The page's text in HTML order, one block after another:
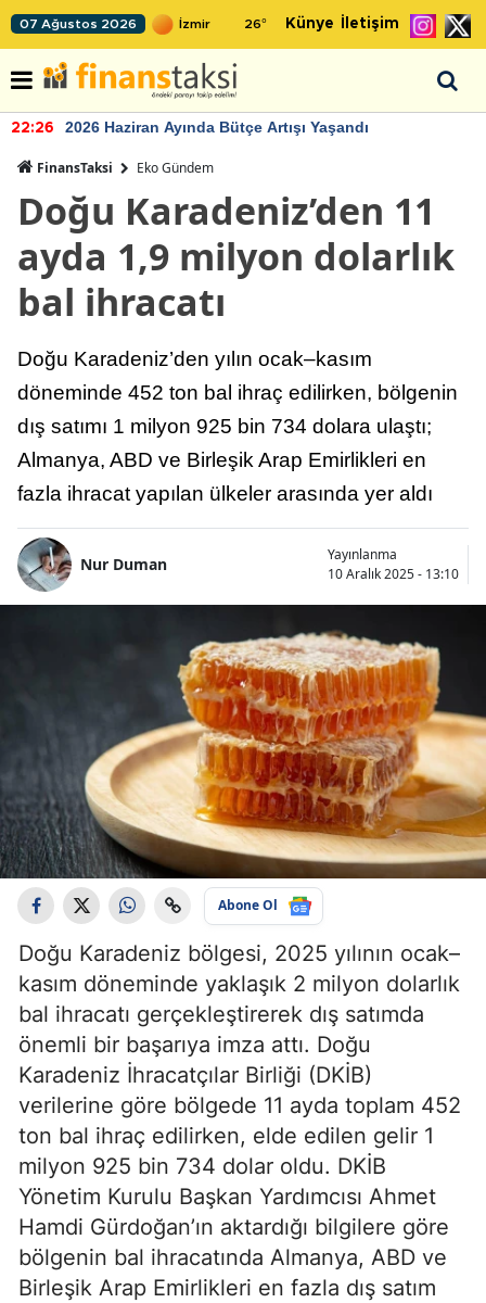
07 Ağustos 2026 26° Künye İletişim
22:26 2026 Haziran Ayında Bütçe Artışı Yaşandı
FinansTaksi Eko Gündem
Doğu Karadeniz’den 11
ayda 1,9 milyon dolarlık
bal ihracatı
Doğu Karadeniz’den yılın ocak–kasım
döneminde 452 ton bal ihraç edilirken, bölgenin
dış satımı 1 milyon 925 bin 734 dolara ulaştı;
Almanya, ABD ve Birleşik Arap Emirlikleri en
fazla ihracat yapılan ülkeler arasında yer aldı
Nur Duman
Yayınlanma
10 Aralık 2025 - 13:10
Abone Ol
Doğu Karadeniz bölgesi, 2025 yılının ocak–
kasım döneminde yaklaşık 2 milyon dolarlık
bal ihracatı gerçekleştirerek dış satımda
önemli bir başarıya imza attı. Doğu
Karadeniz İhracatçılar Birliği (DKİB)
verilerine göre bölgede 11 ayda toplam 452
ton bal ihraç edilirken, elde edilen gelir 1
milyon 925 bin 734 dolar oldu. DKİB
Yönetim Kurulu Başkan Yardımcısı Ahmet
Hamdi Gürdoğan’ın aktardığı bilgilere göre
bölgenin bal ihracatında Almanya, ABD ve
Birleşik Arap Emirlikleri en fazla dış satım